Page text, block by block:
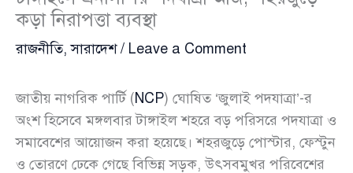
কড়া নিরাপত্তা ব্যবস্থা
রাজনীতি,সারাদেশ/ Leave a Comment
জাতীয় নাগরিক পার্টি (NCP) ঘোষিত ‘জুলাই পদযাত্রা’-র
অংশ হিসেবে মঙ্গলবার টাঙ্গাইল শহরে বড় পরিসরে পদযাত্রা ও
সমাবেশের আয়োজন করা হয়েছে। শহরজুড়ে পোস্টার, ফেস্টুন
ও তোরণে ঢেকে গেছে বিভিন্ন সড়ক, উৎসবমুখর পরিবেশের